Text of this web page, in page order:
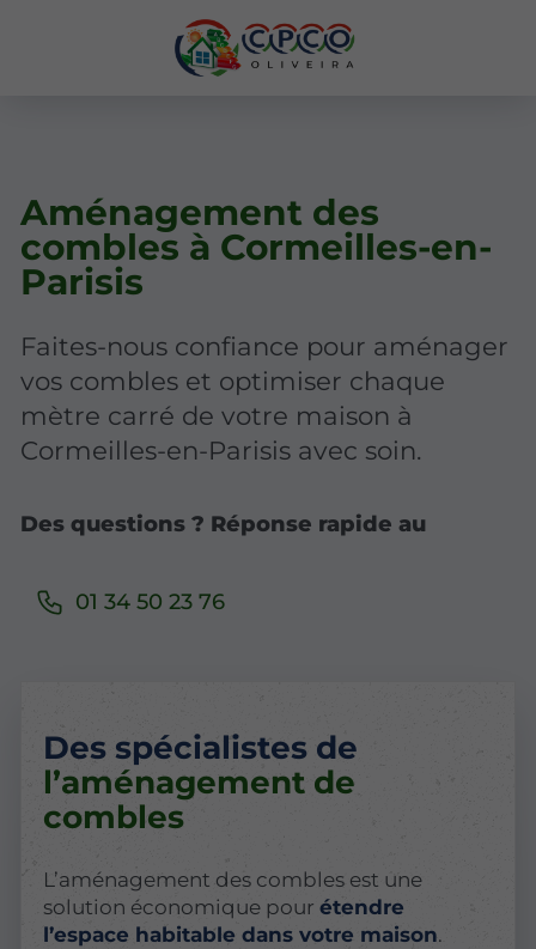
Aménagement des
combles à Cormeilles-en-
Parisis
Faites-nous confiance pour aménager
vos combles et optimiser chaque
mètre carré de votre maison à
Cormeilles-en-Parisis avec soin.
Des questions ? Réponse rapide au
01 34 50 23 76
Des spécialistes de
l’aménagement de
combles
L’aménagement des combles est une
solution économique pourétendre
l’espace habitable dans votre maison.